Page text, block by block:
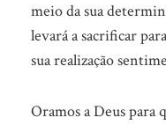
meio da sua
levará a sacrificar
sua realização
Oramos a Deus para